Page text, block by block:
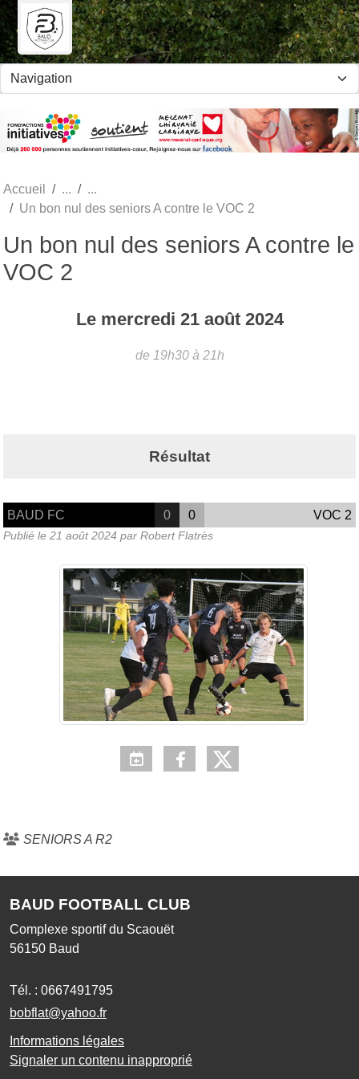
Accueil
Un bon nul des seniors A contre le VOC 2
Un bon nul des seniors A contre le
VOC 2
Le mercredi 21 août 2024
de 19h30 à 21h
Résultat
BAUD FC 0 0 VOC 2
Publié le 21 août 2024 par Robert Flatrès
SENIORS A R2
BAUD FOOTBALL CLUB
Complexe sportif du Scaouët
56150 Baud
Tél. : 0667491795
bobflat@yahoo.fr
Informations légales
Signaler un contenu inapproprié
Panneau de gestion des cookies